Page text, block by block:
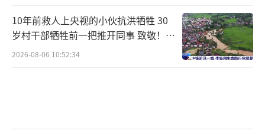
10年前救人上央视的小伙抗洪牺牲 30
岁村干部牺牲前一把推开同事 致敬！送
别！
2026-08-06 10:52:34